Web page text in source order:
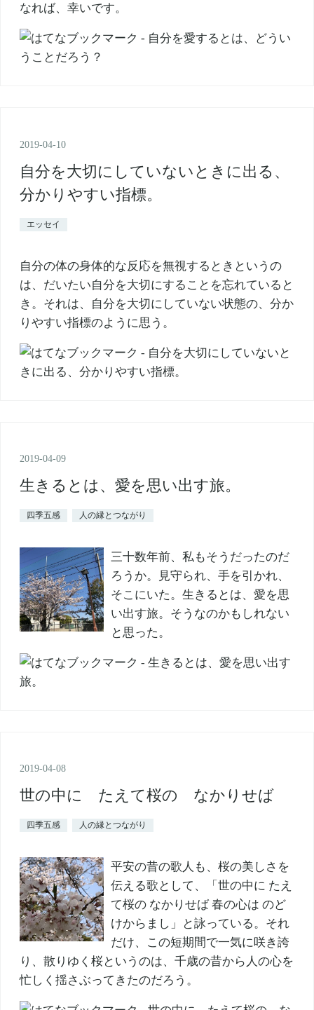
なれば、幸いです。
2019-04-10
自分を大切にしていないときに出る、
分かりやすい指標。
エッセイ
自分の体の身体的な反応を無視するときというの
は、だいたい自分を大切にすることを忘れていると
き。それは、自分を大切にしていない状態の、分か
りやすい指標のように思う。
2019-04-09
生きるとは、愛を思い出す旅。
四季五感 人の縁とつながり
三十数年前、私もそうだったのだ
ろうか。見守られ、手を引かれ、
そこにいた。生きるとは、愛を思
い出す旅。そうなのかもしれない
と思った。
2019-04-08
世の中に たえて桜の なかりせば
四季五感 人の縁とつながり
平安の昔の歌人も、桜の美しさを
伝える歌として、「世の中に たえ
て桜の なかりせば 春の心は のど
けからまし」と詠っている。それ
だけ、この短期間で一気に咲き誇
り、散りゆく桜というのは、千歳の昔から人の心を
忙しく揺さぶってきたのだろう。